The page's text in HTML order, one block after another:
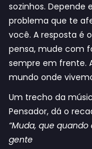
sozinhos. Depende
problema que te
você. A resposta é
pensa, mude com
sempre em frente.
mundo onde
Um trecho da
Pensador, dá o
“Muda, que
gente